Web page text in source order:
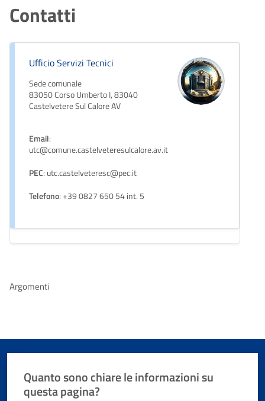
Contatti
Ufficio Servizi Tecnici
Sede comunale
83050 Corso Umberto I, 83040
Castelvetere Sul Calore AV
Email:
utc@comune.castelveteresulcalore.av.it
PEC: utc.castelveteresc@pec.it
Telefono: +39 0827 650 54 int. 5
Argomenti
Quanto sono chiare le informazioni su
questa pagina?